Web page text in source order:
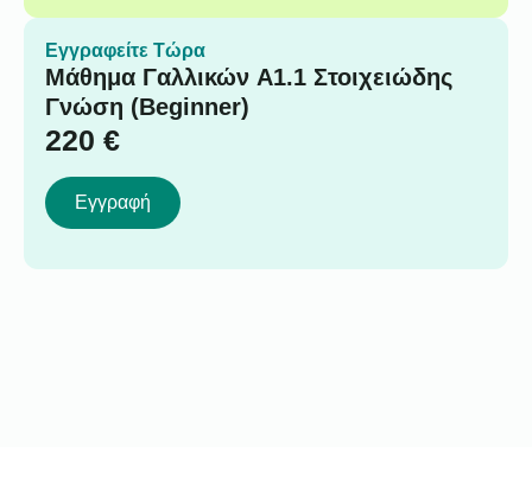
Εγγραφείτε Τώρα
Μάθημα Γαλλικών A1.1 Στοιχειώδης
Γνώση (Beginner)
220 €
Εγγραφή